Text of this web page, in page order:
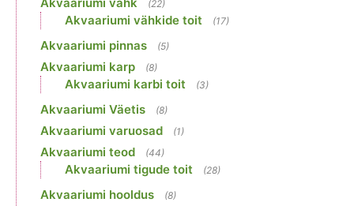
(22)
Akvaariumi vähkide toit (17)
Akvaariumi pinnas (5)
Akvaariumi karp (8)
Akvaariumi karbi toit (3)
Akvaariumi Väetis (8)
Akvaariumi varuosad (1)
Akvaariumi teod (44)
Akvaariumi tigude toit (28)
Akvaariumi hooldus (8)